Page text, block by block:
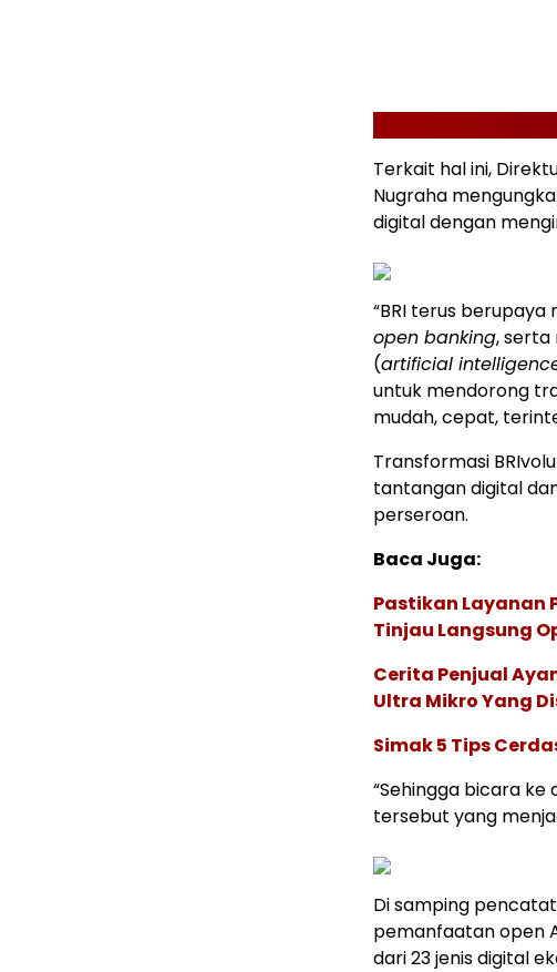
Terkait hal ini,
Nugraha
digital dengan
“BRI terus
open banking,
(artificial
untuk mendorong
mudah, cepat,
Transformasi
tantangan digital
perseroan.
Baca Juga:
Pastikan Layanan
Tinjau Langsung
Cerita Penjual
Ultra Mikro Yang
Simak 5 Tips
“Sehingga bicara
tersebut yang
Di samping
pemanfaatan open
dari 23 jenis digital